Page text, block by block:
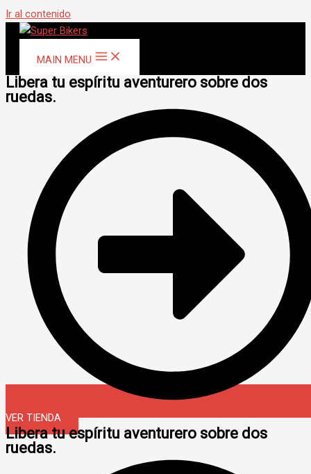
Ir al contenido
MAIN MENU
Libera tu espíritu aventurero sobre dos
ruedas.
VER TIENDA
Libera tu espíritu aventurero sobre dos
ruedas.